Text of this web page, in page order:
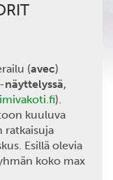
(avec)
näyttelyssä,
).
kuuluva
ratkaisuja
Esillä olevia
koko max